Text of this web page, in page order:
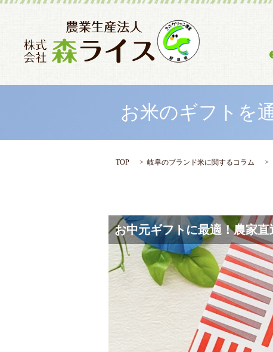
お米のギフトを
TOP 岐阜のブランド米に関するコラム
お中元ギフトに最適！農家